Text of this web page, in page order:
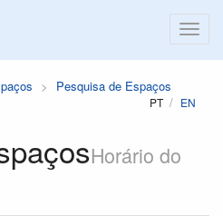
Pesquisa de Espaços
PT EN
Horário do